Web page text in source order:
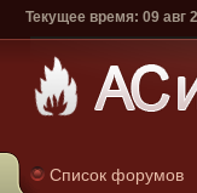
Текущее время: 09 авг
Список форумов